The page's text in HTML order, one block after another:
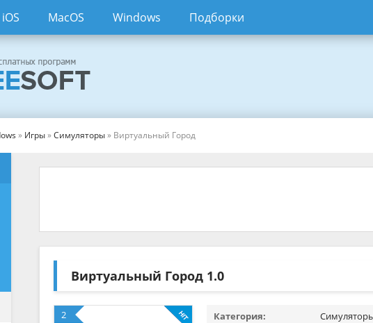
iOS MacOS Windows Подборки
» Игры»Симуляторы» Виртуальный Город
Виртуальный Город 1.0
2 Категория: